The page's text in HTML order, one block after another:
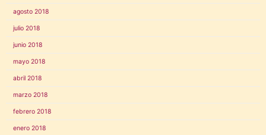
agosto 2018
julio 2018
junio 2018
mayo 2018
abril 2018
marzo 2018
febrero 2018
enero 2018